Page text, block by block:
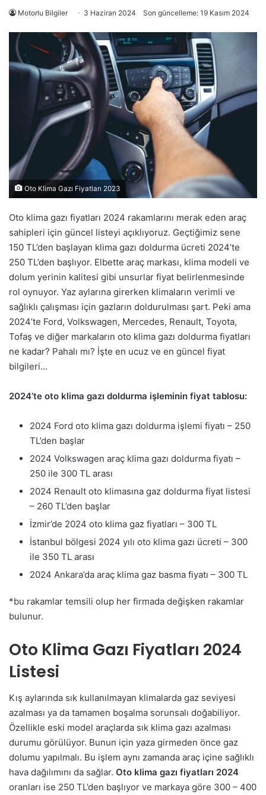
Motorlu Bilgiler 3 Haziran 2024 Son güncelleme: 19 Kasım 2024
Oto Klima Gazı Fiyatları 2023
Oto klima gazı fiyatları 2024 rakamlarını merak eden araç
sahipleri için güncel listeyi açıklıyoruz. Geçtiğimiz sene
150 TL’den başlayan klima gazı doldurma ücreti 2024’te
250 TL’den başlıyor. Elbette araç markası, klima modeli ve
dolum yerinin kalitesi gibi unsurlar fiyat belirlenmesinde
rol oynuyor. Yaz aylarına girerken klimaların verimli ve
sağlıklı çalışması için gazların doldurulması şart. Peki ama
2024’te Ford, Volkswagen, Mercedes, Renault, Toyota,
Tofaş ve diğer markaların oto klima gazı doldurma fiyatları
ne kadar? Pahalı mı? İşte en ucuz ve en güncel fiyat
bilgileri…
2024’te oto klima gazı doldurma işleminin fiyat tablosu:
2024 Ford oto klima gazı doldurma işlemi fiyatı – 250
TL’den başlar
2024 Volkswagen araç klima gazı doldurma fiyatı –
250 ile 300 TL arası
2024 Renault oto klimasına gaz doldurma fiyat listesi
– 260 TL’den başlar
İzmir’de 2024 oto klima gaz fiyatları – 300 TL
İstanbul bölgesi 2024 yılı oto klima gazı ücreti – 300
ile 350 TL arası
2024 Ankara’da araç klima gaz basma fiyatı – 300 TL
*bu rakamlar temsili olup her firmada değişken rakamlar
bulunur.
Oto Klima Gazı Fiyatları 2024
Listesi
Kış aylarında sık kullanılmayan klimalarda gaz seviyesi
azalması ya da tamamen boşalma sorunsalı doğabiliyor.
Özellikle eski model araçlarda sık klima gazı azalması
durumu görülüyor. Bunun için yaza girmeden önce gaz
dolumu yapılmalı. Bu işlem aynı zamanda araç içine sağlıklı
hava dağılımını da sağlar. Oto klima gazı fiyatları 2024
oranları ise 250 TL’den başlıyor ve markaya göre 300 – 400